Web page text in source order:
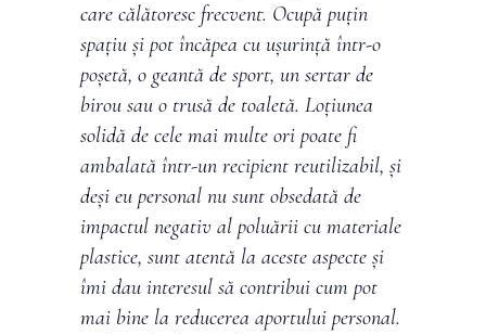
care călătoresc frecvent. Ocupă puțin
spațiu și pot încăpea cu ușurință într-o
poșetă, o geantă de sport, un sertar de
birou sau o trusă de toaletă. Loțiunea
solidă de cele mai multe ori poate fi
ambalată într-un recipient reutilizabil, și
deși eu personal nu sunt obsedată de
impactul negativ al poluării cu materiale
plastice, sunt atentă la aceste aspecte și
îmi dau interesul să contribui cum pot
mai bine la reducerea aportului personal.